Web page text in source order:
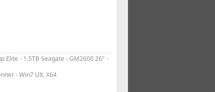
Elite - 1,5TB Seagate - GM2600 26" -
- Win7 Ult. X64